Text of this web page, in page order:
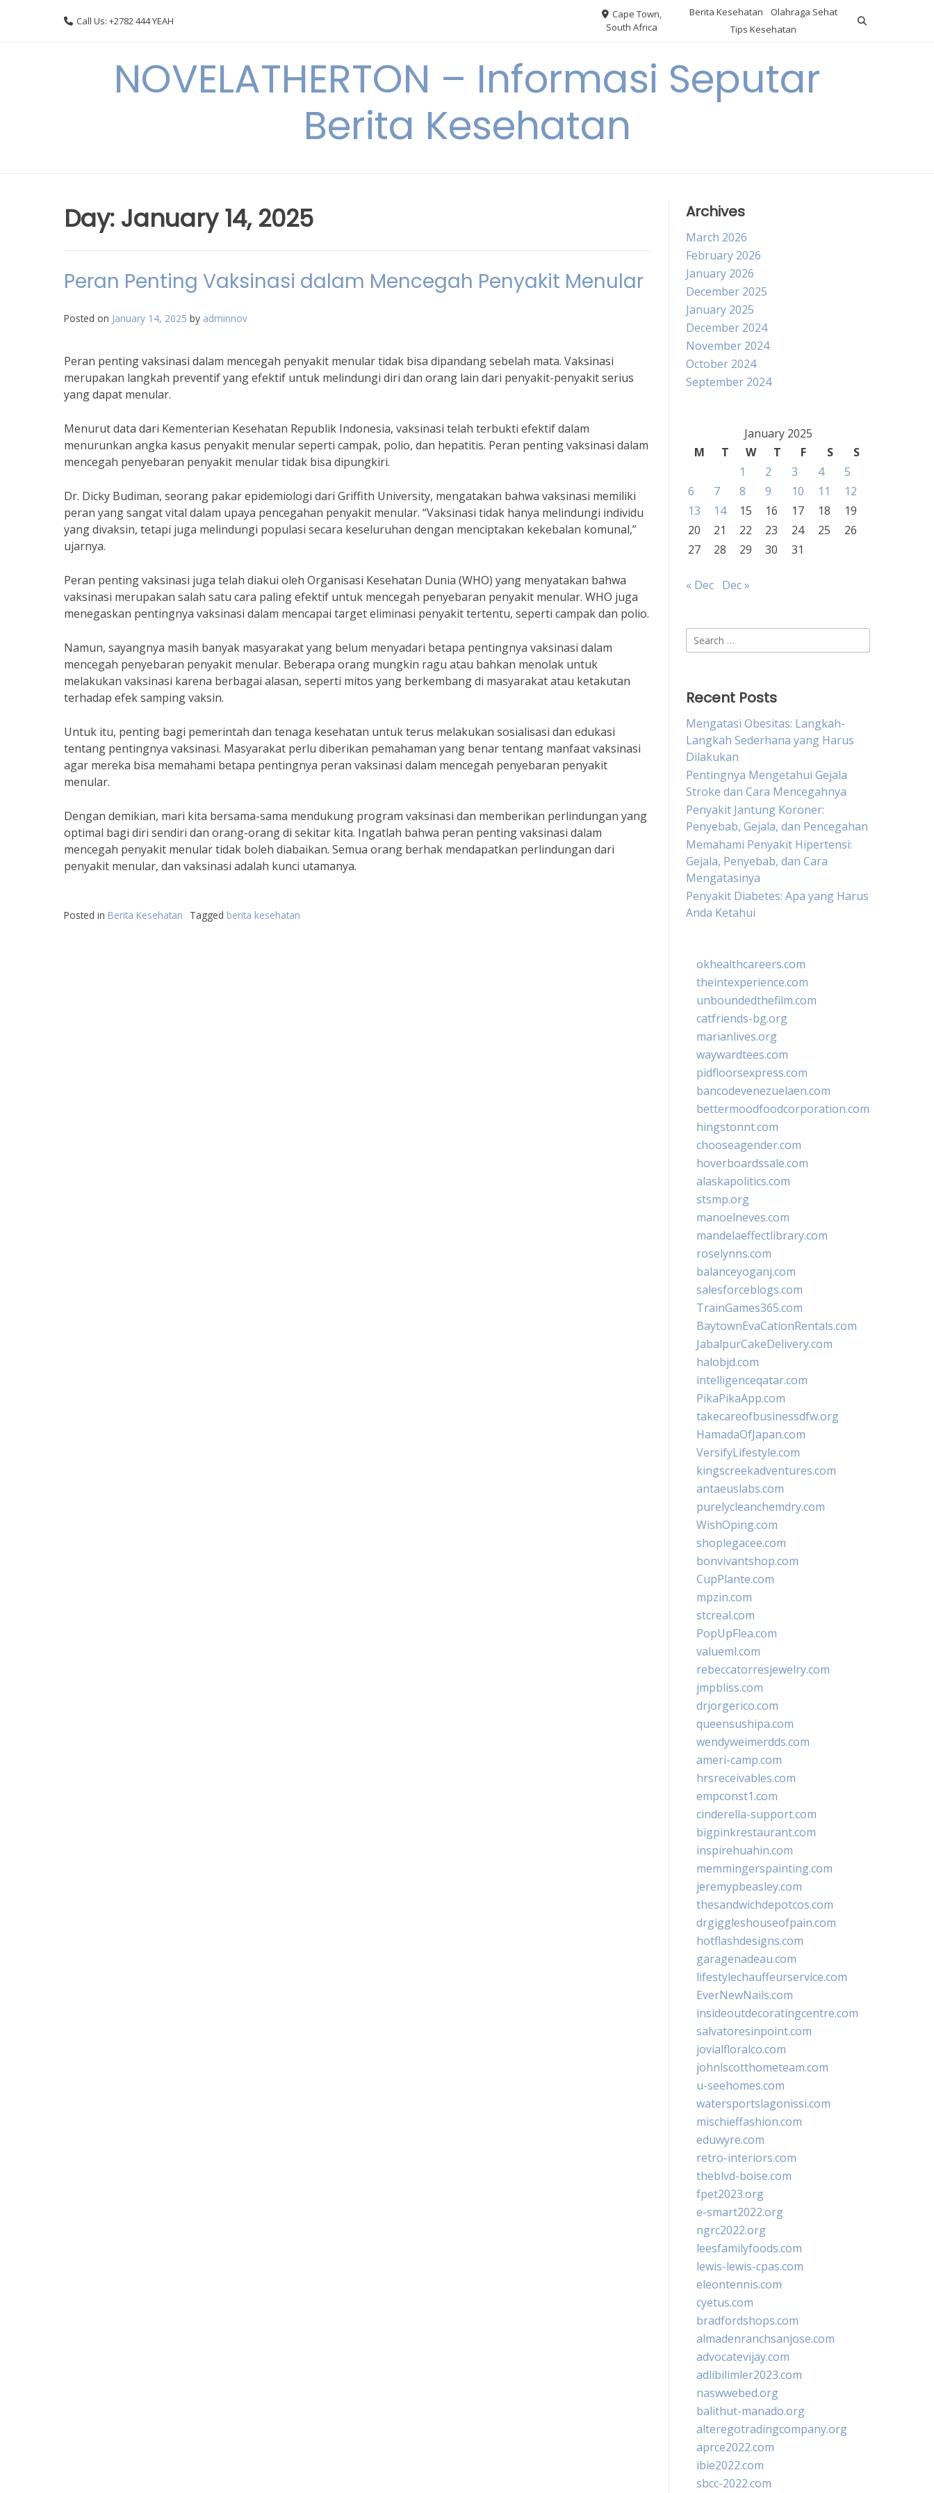
Call Us: +2782 444 YEAH
Cape Town,
South Africa
Berita Kesehatan
Olahraga Sehat
Tips Kesehatan
NOVELATHERTON – Informasi Seputar
Berita Kesehatan
Day: January 14, 2025
Peran Penting Vaksinasi dalam Mencegah Penyakit Menular
Posted on January 14, 2025 by adminnov
Peran penting vaksinasi dalam mencegah penyakit menular tidak bisa dipandang sebelah mata. Vaksinasi
merupakan langkah preventif yang efektif untuk melindungi diri dan orang lain dari penyakit-penyakit serius
yang dapat menular.
Menurut data dari Kementerian Kesehatan Republik Indonesia, vaksinasi telah terbukti efektif dalam
menurunkan angka kasus penyakit menular seperti campak, polio, dan hepatitis. Peran penting vaksinasi dalam
mencegah penyebaran penyakit menular tidak bisa dipungkiri.
Dr. Dicky Budiman, seorang pakar epidemiologi dari Griffith University, mengatakan bahwa vaksinasi memiliki
peran yang sangat vital dalam upaya pencegahan penyakit menular. “Vaksinasi tidak hanya melindungi individu
yang divaksin, tetapi juga melindungi populasi secara keseluruhan dengan menciptakan kekebalan komunal,”
ujarnya.
Peran penting vaksinasi juga telah diakui oleh Organisasi Kesehatan Dunia (WHO) yang menyatakan bahwa
vaksinasi merupakan salah satu cara paling efektif untuk mencegah penyebaran penyakit menular. WHO juga
menegaskan pentingnya vaksinasi dalam mencapai target eliminasi penyakit tertentu, seperti campak dan polio.
Namun, sayangnya masih banyak masyarakat yang belum menyadari betapa pentingnya vaksinasi dalam
mencegah penyebaran penyakit menular. Beberapa orang mungkin ragu atau bahkan menolak untuk
melakukan vaksinasi karena berbagai alasan, seperti mitos yang berkembang di masyarakat atau ketakutan
terhadap efek samping vaksin.
Untuk itu, penting bagi pemerintah dan tenaga kesehatan untuk terus melakukan sosialisasi dan edukasi
tentang pentingnya vaksinasi. Masyarakat perlu diberikan pemahaman yang benar tentang manfaat vaksinasi
agar mereka bisa memahami betapa pentingnya peran vaksinasi dalam mencegah penyebaran penyakit
menular.
Dengan demikian, mari kita bersama-sama mendukung program vaksinasi dan memberikan perlindungan yang
optimal bagi diri sendiri dan orang-orang di sekitar kita. Ingatlah bahwa peran penting vaksinasi dalam
mencegah penyakit menular tidak boleh diabaikan. Semua orang berhak mendapatkan perlindungan dari
penyakit menular, dan vaksinasi adalah kunci utamanya.
Posted in Berita Kesehatan Tagged berita kesehatan
Archives
March 2026
February 2026
January 2026
December 2025
January 2025
December 2024
November 2024
October 2024
September 2024
January 2025
M
T W T F S
S
1
2 3 4
5
6
7 8 9 10 11
12
13
14 15 16 17 18
19
20
21 22 23 24 25
26
27
28 29 30 31
« Dec Dec »
Search
for:
Recent Posts
Mengatasi Obesitas: Langkah-
Langkah Sederhana yang Harus
Dilakukan
Pentingnya Mengetahui Gejala
Stroke dan Cara Mencegahnya
Penyakit Jantung Koroner:
Penyebab, Gejala, dan Pencegahan
Memahami Penyakit Hipertensi:
Gejala, Penyebab, dan Cara
Mengatasinya
Penyakit Diabetes: Apa yang Harus
Anda Ketahui
okhealthcareers.com
theintexperience.com
unboundedthefilm.com
catfriends-bg.org
marianlives.org
waywardtees.com
pidfloorsexpress.com
bancodevenezuelaen.com
bettermoodfoodcorporation.com
hingstonnt.com
chooseagender.com
hoverboardssale.com
alaskapolitics.com
stsmp.org
manoelneves.com
mandelaeffectlibrary.com
roselynns.com
balanceyoganj.com
salesforceblogs.com
TrainGames365.com
BaytownEvaCationRentals.com
JabalpurCakeDelivery.com
halobjd.com
intelligenceqatar.com
PikaPikaApp.com
takecareofbusinessdfw.org
HamadaOfJapan.com
VersifyLifestyle.com
kingscreekadventures.com
antaeuslabs.com
purelycleanchemdry.com
WishOping.com
shoplegacee.com
bonvivantshop.com
CupPlante.com
mpzin.com
stcreal.com
PopUpFlea.com
valueml.com
rebeccatorresjewelry.com
jmpbliss.com
drjorgerico.com
queensushipa.com
wendyweimerdds.com
ameri-camp.com
hrsreceivables.com
empconst1.com
cinderella-support.com
bigpinkrestaurant.com
inspirehuahin.com
memmingerspainting.com
jeremypbeasley.com
thesandwichdepotcos.com
drgiggleshouseofpain.com
hotflashdesigns.com
garagenadeau.com
lifestylechauffeurservice.com
EverNewNails.com
insideoutdecoratingcentre.com
salvatoresinpoint.com
jovialfloralco.com
johnlscotthometeam.com
u-seehomes.com
watersportslagonissi.com
mischieffashion.com
eduwyre.com
retro-interiors.com
theblvd-boise.com
fpet2023.org
e-smart2022.org
ngrc2022.org
leesfamilyfoods.com
lewis-lewis-cpas.com
eleontennis.com
cyetus.com
bradfordshops.com
almadenranchsanjose.com
advocatevijay.com
adlibilimler2023.com
naswwebed.org
balithut-manado.org
alteregotradingcompany.org
aprce2022.com
ibie2022.com
sbcc-2022.com